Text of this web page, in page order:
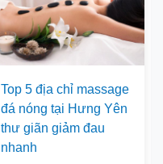
Top 5 địa chỉ massage
đá nóng tại Hưng Yên
thư giãn giảm đau
nhanh